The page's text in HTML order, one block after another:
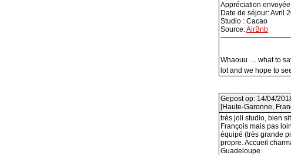
Appréciation
Date de séjour: Avril
Studio : Cacao
Source:AirBnb
Whaouu .... what to
lot and we hope to
Gepost op: 14/04/
[Haute-Garonne,
très joli studio, bien
François mais pas
équipé (très grande
propre. Accueil
Guadeloupe